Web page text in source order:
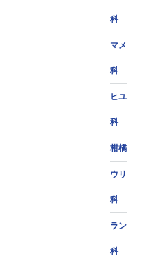
科
マメ
科
ヒユ
科
柑橘
ウリ
科
ラン
科